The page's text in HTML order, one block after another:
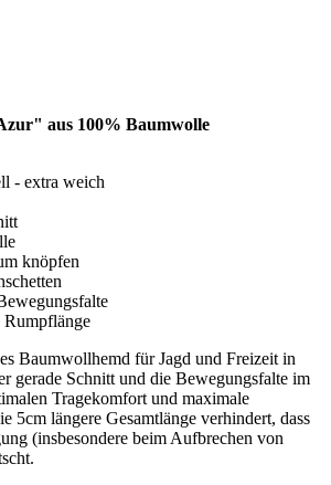
aus 100% Baumwolle
- extra weich
knöpfen
Rumpflänge
Baumwollhemd für Jagd und Freizeit in
gerade Schnitt und die Bewegungsfalte im
Tragekomfort und maximale
5cm längere Gesamtlänge verhindert, dass
(insbesondere beim Aufbrechen von